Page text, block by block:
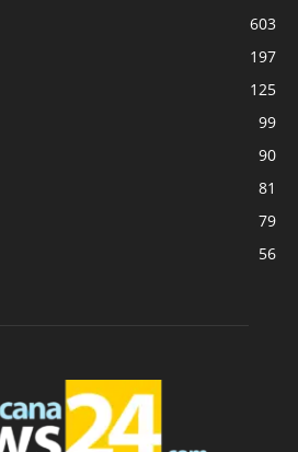
603
197
125
99
90
81
79
56